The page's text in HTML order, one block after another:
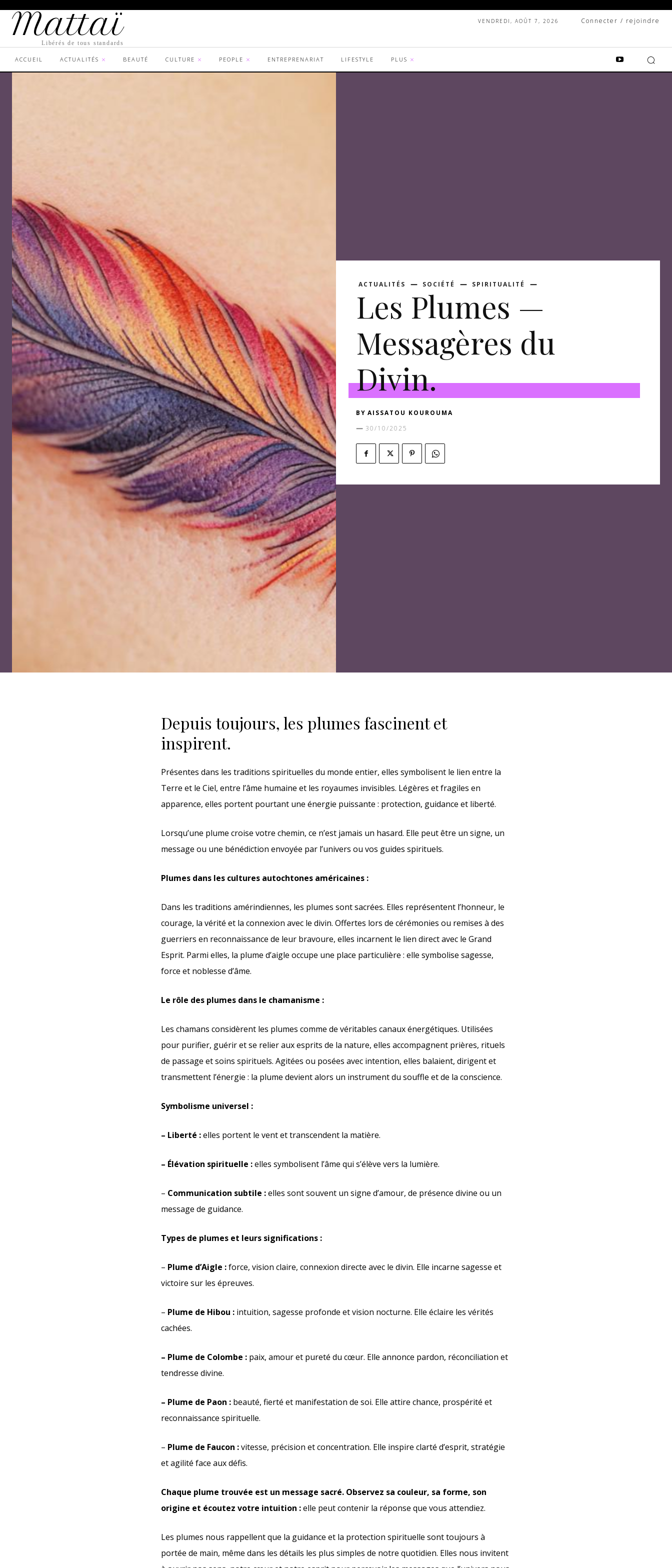
VENDREDI, AOÛT 7, 2026 Connecter / rejoindre
Mattaï
Libérés de tous standards
ACCUEIL ACTUALITÉS BEAUTÉ CULTURE PEOPLE ENTREPRENARIAT LIFESTYLE PLUS
ACTUALITÉS SOCIÉTÉ SPIRITUALITÉ
Les Plumes —
Messagères du
Divin.
BY AISSATOU KOUROUMA
30/10/2025
Depuis toujours, les plumes fascinent et
inspirent.
Présentes dans les traditions spirituelles du monde entier, elles symbolisent le lien entre la
Terre et le Ciel, entre l’âme humaine et les royaumes invisibles. Légères et fragiles en
apparence, elles portent pourtant une énergie puissante : protection, guidance et liberté.
Lorsqu’une plume croise votre chemin, ce n’est jamais un hasard. Elle peut être un signe, un
message ou une bénédiction envoyée par l’univers ou vos guides spirituels.
Plumes dans les cultures autochtones américaines :
Dans les traditions amérindiennes, les plumes sont sacrées. Elles représentent l’honneur, le
courage, la vérité et la connexion avec le divin. Offertes lors de cérémonies ou remises à des
guerriers en reconnaissance de leur bravoure, elles incarnent le lien direct avec le Grand
Esprit. Parmi elles, la plume d’aigle occupe une place particulière : elle symbolise sagesse,
force et noblesse d’âme.
Le rôle des plumes dans le chamanisme :
Les chamans considèrent les plumes comme de véritables canaux énergétiques. Utilisées
pour purifier, guérir et se relier aux esprits de la nature, elles accompagnent prières, rituels
de passage et soins spirituels. Agitées ou posées avec intention, elles balaient, dirigent et
transmettent l’énergie : la plume devient alors un instrument du souffle et de la conscience.
Symbolisme universel :
– Liberté :elles portent le vent et transcendent la matière.
– Élévation spirituelle :elles symbolisent l’âme qui s’élève vers la lumière.
– Communication subtile :elles sont souvent un signe d’amour, de présence divine ou un
message de guidance.
Types de plumes et leurs significations :
– Plume d’Aigle :force, vision claire, connexion directe avec le divin. Elle incarne sagesse et
victoire sur les épreuves.
– Plume de Hibou : intuition, sagesse profonde et vision nocturne. Elle éclaire les vérités
cachées.
– Plume de Colombe : paix, amour et pureté du cœur. Elle annonce pardon, réconciliation et
tendresse divine.
– Plume de Paon : beauté, fierté et manifestation de soi. Elle attire chance, prospérité et
reconnaissance spirituelle.
– Plume de Faucon :vitesse, précision et concentration. Elle inspire clarté d’esprit, stratégie
et agilité face aux défis.
Chaque plume trouvée est un message sacré. Observez sa couleur, sa forme, son
origine et écoutez votre intuition :elle peut contenir la réponse que vous attendiez.
Les plumes nous rappellent que la guidance et la protection spirituelle sont toujours à
portée de main, même dans les détails les plus simples de notre quotidien. Elles nous invitent